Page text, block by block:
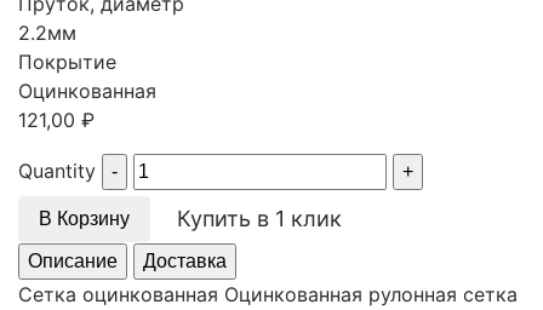
2.2мм
Покрытие
Оцинкованная
121,00 ₽
Quantity
В Корзину Купить в 1 клик
Описание Доставка
Сетка оцинкованная Оцинкованная рулонная сетка